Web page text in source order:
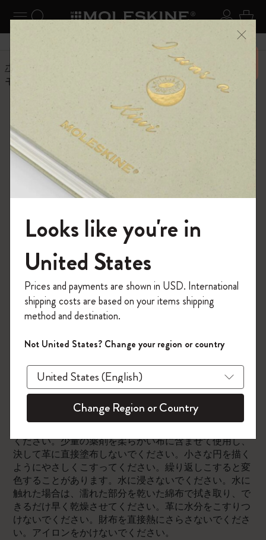
ナビゲーションの切替 ログ
検索 (キーワードなど) カ
6,500円以上のご購入で送料無料 メニ
ーを閉じる
ホーム
バッグと財布
モレスキンの財布はどのように洗えばいいですか?
よくある質問に戻る
モレスキンの財布はどのように
洗えばいいですか?
ポリエステル製財布の洗濯方法
り、湿らせたきれいなスポンジですすぎ、きれいな綿布
で水分を拭き取ります。石鹸や水を直接バッグに使用し
ないでください。バッグの形が崩れないようにタオルや
布地を詰め、熱や日光に直接触れないように自然乾燥さ
せます。シミがまだ目立ったり、色が変わってしまった
部分がある場合は、より広い範囲で同じ作業を繰り返
し、均一な仕上がりになるようにします。シミや色落ち
を防ぐため、化学薬品や溶剤は使用しないでください。
アイロンをかけないでください。ドライクリーニングは
革製財布の洗濯に関する注意事項
レザーは生きている素材なので、シミやシワなどの欠陥
があれば、それが自然のものであることを保証します。
このような本来の特性を維持するためには、溶剤、ガソ
ください。少量の薬剤を柔らかい布に含ませて使用し、
決して革に直接塗布しないでください。小さな円を描く
ようにやさしくこすってください。繰り返しこすると変
色することがあります。水に浸さないでください。水に
触れた場合は、濡れた部分を乾いた綿布で拭き取り、で
きるだけ早く乾燥させてください。革に水分をこすりつ
けないでください。財布を直接熱にさらさないでくださ
い。アイロンをかけないでください。
モレスキンの世界へようこそ
「WELCOME10」を入力すると、初回注
文が10%オフ＋送料無料になります。セ
ール・アウトレット品は適用外。
Moleskineアカウントを作成して限定オフ
ァーや会員特典、さらに多くのインスピ
レーションを手に入れましょう。
今すぐ会員登録 !
Looks like you're in
United States
Prices and payments are shown in USD. International
shipping costs are based on your items shipping
method and destination.
Not United States? Change your region or country
Change Region or Country